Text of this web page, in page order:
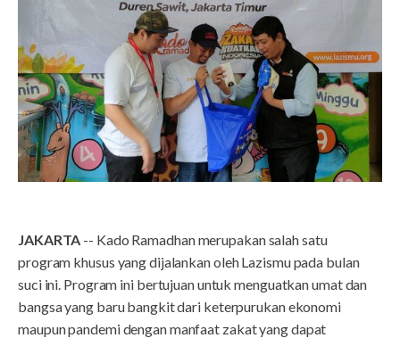
JAKARTA -- Kado Ramadhan merupakan salah satu
program khusus yang dijalankan oleh Lazismu pada bulan
suci ini. Program ini bertujuan untuk menguatkan umat dan
bangsa yang baru bangkit dari keterpurukan ekonomi
maupun pandemi dengan manfaat zakat yang dapat